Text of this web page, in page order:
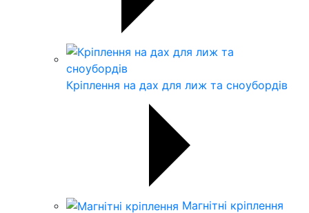
Кріплення на дах для лиж та сноубордів
Магнітні кріплення